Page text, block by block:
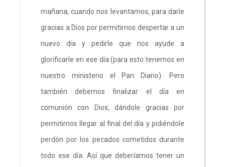
mañana, cuando nos levantamos, para darle
gracias a Dios por permitirnos despertar a un
nuevo día y pedirle que nos ayude a
glorificarle en ese día (para esto tenemos en
nuestro ministerio el Pan Diario). Pero
también debemos finalizar el día en
comunión con Dios, dándole gracias por
permitirnos llegar al final del día y pidiéndole
perdón por los pecados cometidos durante
todo ese día. Así que deberíamos tener un